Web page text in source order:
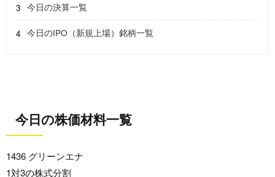
今日の決算一覧
今日のIPO（新規上場）銘柄一覧
今日の株価材料一覧
1436 グリーンエナ
1対3の株式分割